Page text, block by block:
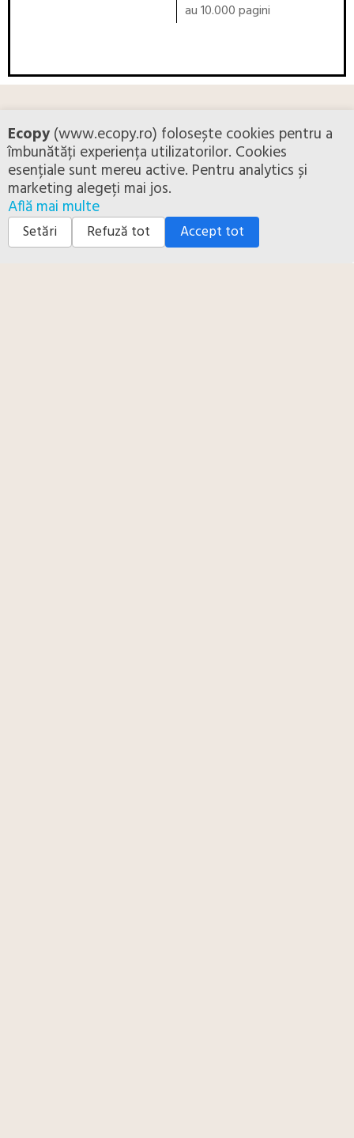
au 10.000 pagini
ECOPY ESTE UN BRAND NS COPIERS
VEZI SERVICIILE NS COPIERS
Ecopy (www.ecopy.ro) folosește cookies pentru a
îmbunătăți experiența utilizatorilor. Cookies
esențiale sunt mereu active. Pentru analytics și
marketing alegeți mai jos.
Află mai multe
Setări Refuză tot Accept tot